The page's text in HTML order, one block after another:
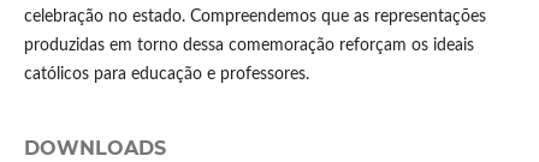
celebração no estado. Compreendemos que as representações
produzidas em torno dessa comemoração reforçam os ideais
católicos para educação e professores.
DOWNLOADS